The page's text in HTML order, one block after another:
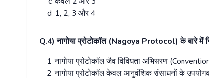
1, 2, 3 और4
Q.4)नागोयाप्रोटोकॉल(Nagoya Protocol)केबारेमें
नागोयाप्रोटोकॉलजैवविविधताअभिसरण
नागोयाप्रोटोकॉलकेवलआनुवंशिकसंसाधनोंके